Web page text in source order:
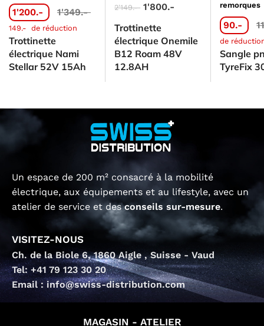
1'200.- 1'349.-
149.- de réduction
Trottinette
électrique Nami
Stellar 52V 15Ah
2'149.- 1'800.-
Trottinette
électrique Onemile
B12 Roam 48V
12.8AH
remorques
90.-
de
Sangle
TyreFix
Un espace de 200 m² consacré à la mobilité
électrique, aux équipements et au lifestyle, avec un
atelier de service et desconseils sur-mesure.
VISITEZ-NOUS
Ch. de la Biole 6, 1860 Aigle , Suisse - Vaud
Tel: +41 79 123 30 20
Email : info@swiss-distribution.com
MAGASIN - ATELIER